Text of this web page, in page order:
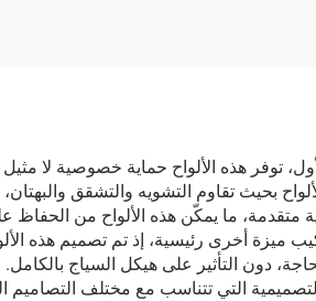
توفر هذه الألواح حماية خصوصية لا
بحيث تقاوم التشويه والتشقق
متقدمة، ما يمكّن هذه الألواح من الحفاظ
ميزة أخرى رئيسية، إذ تم تصميم هذه
دون التأثير على هيكل السياج بالكامل.
التي تتناسب مع مختلف التصاميم